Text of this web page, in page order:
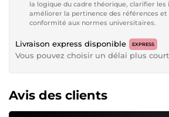
la logique du cadre théorique, clarifier les
améliorer la pertinence des références et
conformité aux normes universitaires.
Livraison express disponible EXPRESS
Vous pouvez choisir un délai plus
Avis des clients